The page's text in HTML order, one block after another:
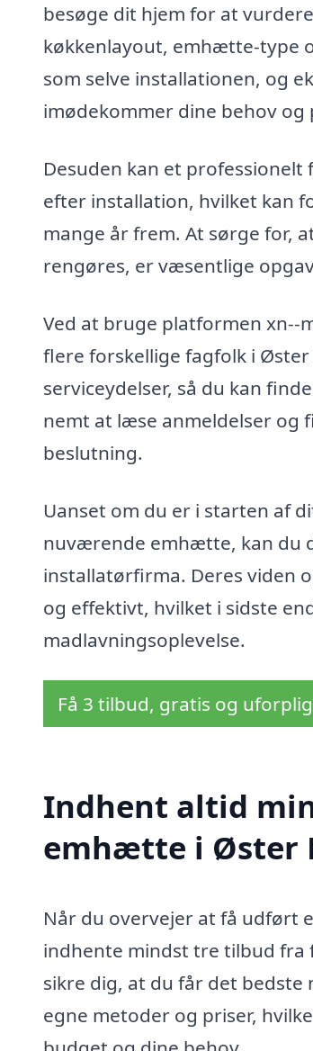
besøge dit hjem for at
køkkenlayout, emhætte-type
som selve installationen, og
imødekommer dine behov
Desuden kan et
efter installation, hvilket kan
mange år frem. At sørge for,
rengøres, er væsentlige
Ved at bruge platformen
flere forskellige fagfolk i
serviceydelser, så du kan
nemt at læse anmeldelser og
beslutning.
Uanset om du er i starten af
nuværende emhætte, kan du
installatørfirma. Deres viden
og effektivt, hvilket i sidste
madlavningsoplevelse.
Få 3 tilbud, gratis og
Indhent altid
emhætte i Øster
Når du overvejer at få udført
indhente mindst tre tilbud fra
sikre dig, at du får det
egne metoder og priser,